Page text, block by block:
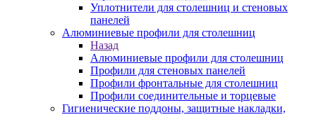
Уплотнители для столешниц и стеновых
панелей
Алюминиевые профили для столешниц
Назад
Алюминиевые профили для столешниц
Профили для стеновых панелей
Профили фронтальные для столешниц
Профили соединительные и торцевые
Гигиенические поддоны, защитные накладки,